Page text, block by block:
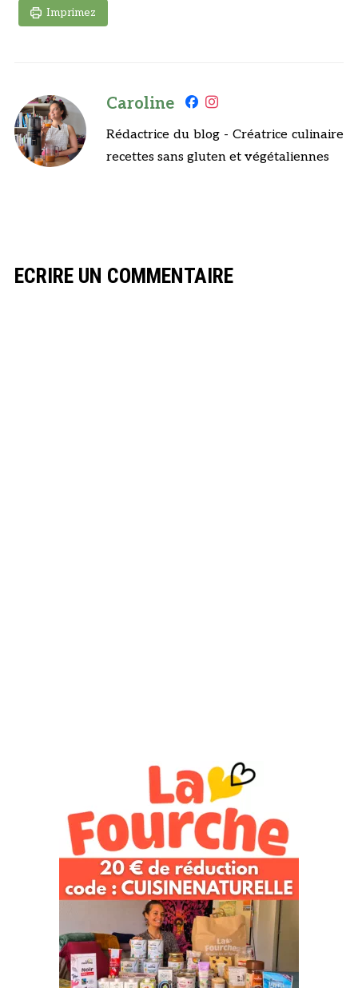
Imprimez
Caroline
Rédactrice du blog - Créatrice culinaire
recettes sans gluten et végétaliennes
ECRIRE UN COMMENTAIRE